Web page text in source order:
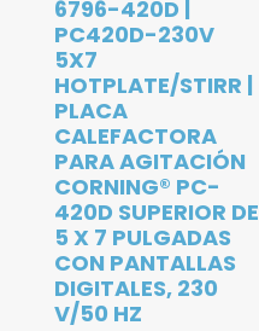
6796-420D |
PC420D-230V
5X7
HOTPLATE/STIRR |
PLACA
CALEFACTORA
PARA AGITACIÓN
CORNING® PC-
420D SUPERIOR DE
5 X 7 PULGADAS
CON PANTALLAS
DIGITALES, 230
V/50 HZ